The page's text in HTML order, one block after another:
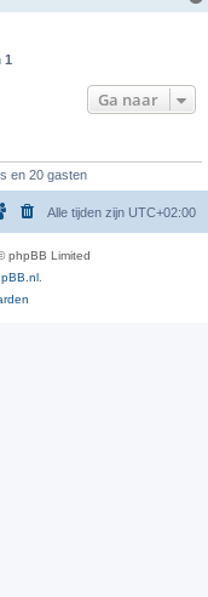
1
Ga naar
en 20 gasten
Alle tijden zijn UTC+02:00
phpBB Limited